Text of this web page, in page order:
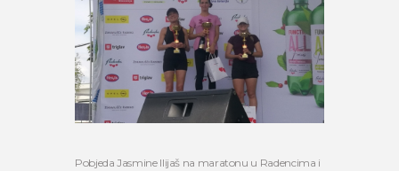
Pobjeda Jasmine Ilijaš na maratonu u Radencima i